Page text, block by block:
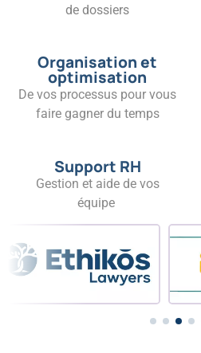
de dossiers
Organisation et
optimisation
De vos processus pour vous
faire gagner du temps
Support RH
Gestion et aide de vos
équipe